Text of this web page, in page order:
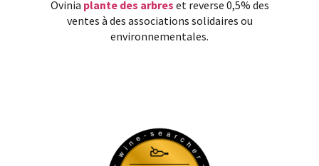
Ovinia plante des arbres et reverse 0,5% des
ventes à des associations solidaires ou
environnementales.